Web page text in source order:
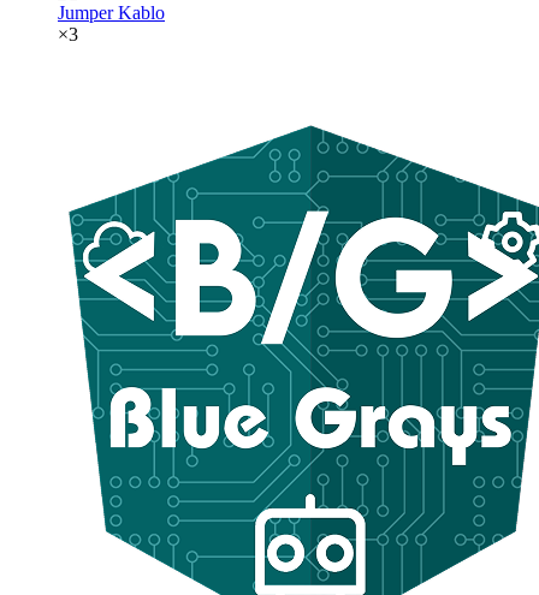
Jumper Kablo
×3